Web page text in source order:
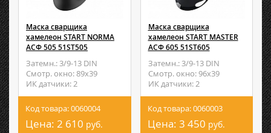
Маска сварщика
хамелеон START NORMA
АСФ 505 51ST505
Затемн.: 3/9-13 DIN
Смотр. окно: 89х39
ИК датчики: 2
Код товара: 0060004
Цена: 2 610 руб.
Маска сварщика
хамелеон START MASTER
АСФ 605 51ST605
Затемн.: 3/9-13 DIN
Смотр. окно: 96х39
ИК датчики: 2
Код товара: 0060003
Цена: 3 450 руб.